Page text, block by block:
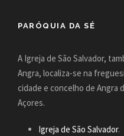
PARÓQUIA DA SÉ
A Igreja de São Salvador,
Angra, localiza-se na
cidade e concelho de Angra
Açores.
Igreja de São Salvador.